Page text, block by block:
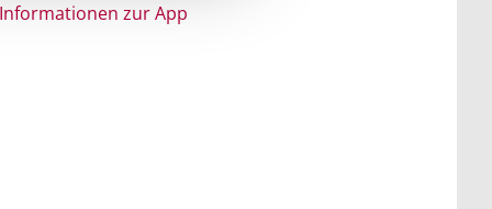
zur App